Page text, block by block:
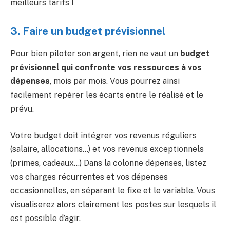
meilleurs tarifs !
3. Faire un budget prévisionnel
Pour bien piloter son argent, rien ne vaut un budget
prévisionnel qui confronte vos ressources à vos
dépenses, mois par mois. Vous pourrez ainsi
facilement repérer les écarts entre le réalisé et le
prévu.
Votre budget doit intégrer vos revenus réguliers
(salaire, allocations…) et vos revenus exceptionnels
(primes, cadeaux…) Dans la colonne dépenses, listez
vos charges récurrentes et vos dépenses
occasionnelles, en séparant le fixe et le variable. Vous
visualiserez alors clairement les postes sur lesquels il
est possible d’agir.